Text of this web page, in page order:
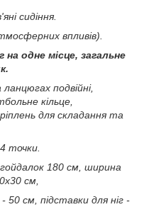
сидіння.
впливів).
на одне місце, загальне
подвійні,
кільце,
для складання та
точки.
180 см, ширина
см,
50 см, підставки для ніг -